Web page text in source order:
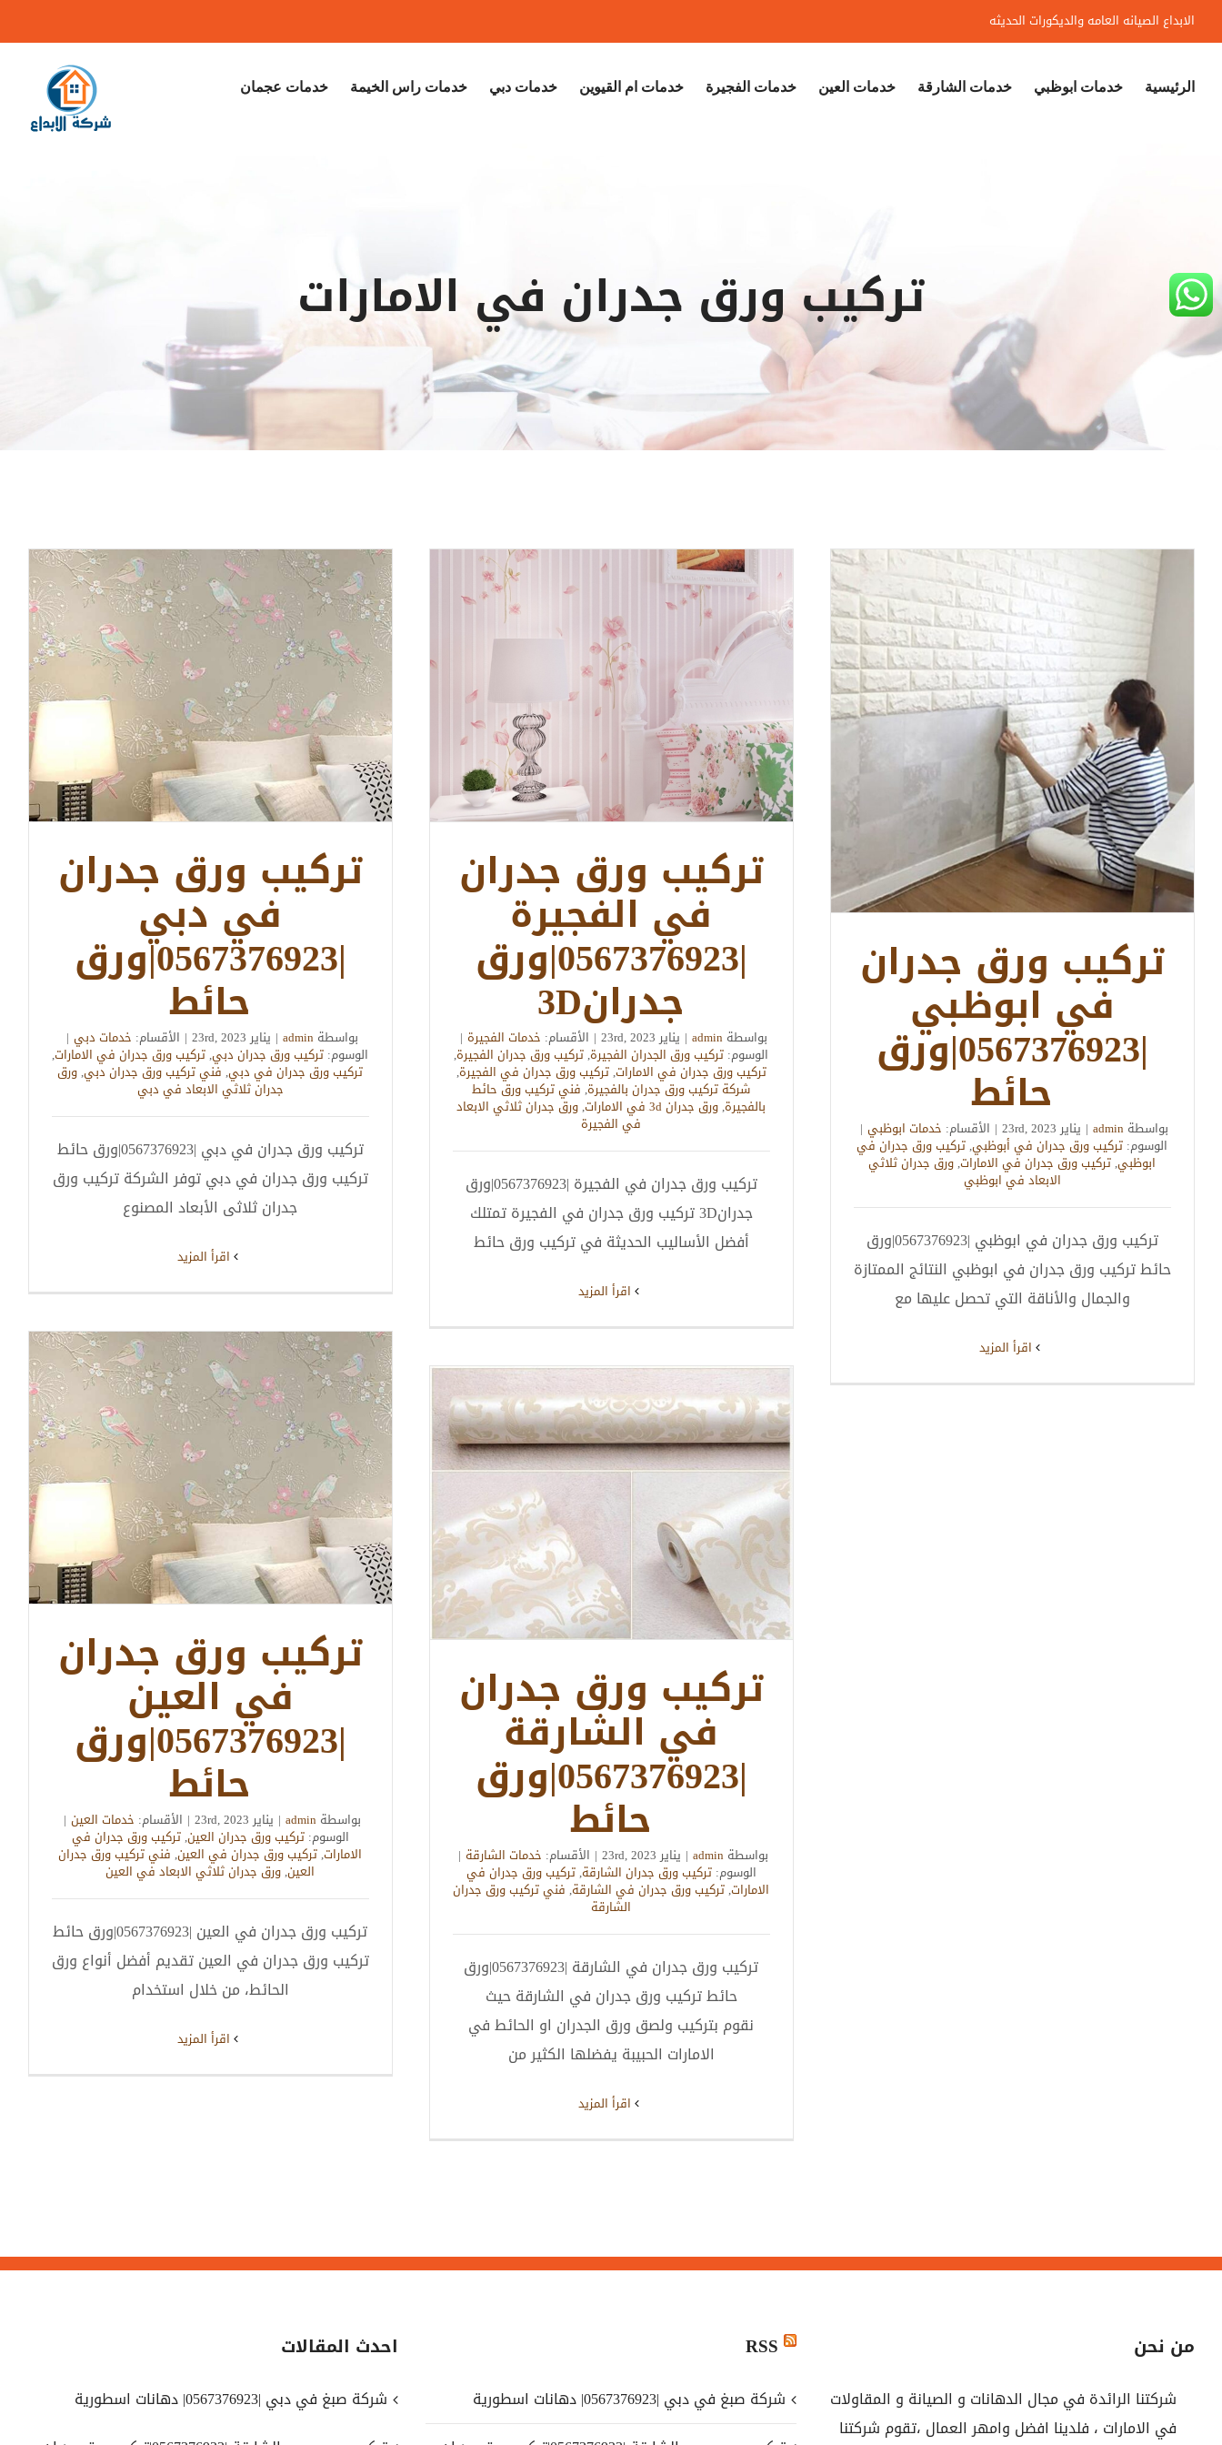
to
الابداع الصيانه العامه والديكورات الحديثه
الرئيسية خدمات ابوظبي خدمات الشارقة خدمات العين خدمات الفجيرة خدمات ام القيوين خدمات دبي خدمات راس الخيمة خدمات عجمان
تركيب ورق جدران في الامارات
تركيب ورق جدران
في ابوظبي
|0567376923|ورق
حائط
بواسطة admin
| يناير 23rd, 2023 | الأقسام: خدمات ابوظبي |
الوسوم: تركيب ورق جدران في أبوظبي,تركيب ورق جدران في
ابوظبي,تركيب ورق جدران في الامارات,ورق جدران ثلاثي
الابعاد في ابوظبي
تركيب ورق جدران في ابوظبي |0567376923|ورق
حائط تركيب ورق جدران في ابوظبي النتائج الممتازة
والجمال والأناقة التي تحصل عليها مع
‫اقرأ المزيد
تركيب ورق جدران
في الفجيرة
|0567376923|ورق
جدران3D
بواسطةadmin
| يناير 23rd, 2023 | الأقسام: خدمات الفجيرة |
الوسوم: تركيب ورق الجدران الفجيرة,تركيب ورق جدران الفجيرة,
تركيب ورق جدران في الامارات,تركيب ورق جدران في الفجيرة,
شركة تركيب ورق جدران بالفجيرة, فني تركيب ورق حائط
بالفجيرة,ورق جدران 3d في الامارات ,ورق جدران ثلاثي الابعاد
في الفجيرة
تركيب ورق جدران في الفجيرة |0567376923|ورق
جدران3D تركيب ورق جدران في الفجيرة تمتلك
أفضل الأساليب الحديثة في تركيب ورق حائط
‫اقرأ المزيد
تركيب ورق جدران
في دبي
|0567376923|ورق
حائط
بواسطة admin
| يناير 23rd, 2023 | الأقسام: خدمات دبي |
الوسوم: تركيب ورق جدران دبي,تركيب ورق جدران في الامارات,
تركيب ورق جدران في دبي, فني تركيب ورق جدران دبي,ورق
جدران ثلاثي الابعاد في دبي
تركيب ورق جدران في دبي |0567376923|ورق حائط
تركيب ورق جدران في دبي توفر الشركة تركيب ورق
جدران ثلاثى الأبعاد المصنوع
‫اقرأ المزيد
تركيب ورق جدران
في العين
|0567376923|ورق
حائط
بواسطة admin
| يناير 23rd, 2023 | الأقسام: خدمات العين |
الوسوم:تركيب ورق جدران العين,تركيب ورق جدران في
الامارات,تركيب ورق جدران في العين, فني تركيب ورق جدران
العين,ورق جدران ثلاثي الابعاد في العين
تركيب ورق جدران في العين |0567376923|ورق حائط
تركيب ورق جدران في العين تقديم أفضل أنواع ورق
الحائط، من خلال استخدام
‫اقرأ المزيد
تركيب ورق جدران
في الشارقة
|0567376923|ورق
حائط
بواسطة admin
| يناير 23rd, 2023 | الأقسام: خدمات الشارقة |
الوسوم:تركيب ورق جدران الشارقة,تركيب ورق جدران في
الامارات,تركيب ورق جدران في الشارقة, فني تركيب ورق جدران
الشارقة
تركيب ورق جدران في الشارقة |0567376923|ورق
حائط تركيب ورق جدران في الشارقة حيث
نقوم بتركيب ولصق ورق الجدران او الحائط في
الامارات الحبيبة يفضلها الكثير من
‫اقرأ المزيد
من نحن
شركتنا الرائدة في مجال الدهانات و الصيانة و المقاولات
في الامارات ، فلدينا افضل وامهر العمال ،تقوم شركتنا
RSS
شركة صبغ في دبي |0567376923| دهانات اسطورية
احدث المقالات
شركة صبغ في دبي |0567376923| دهانات اسطورية